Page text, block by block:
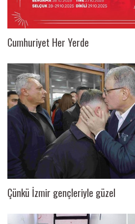
Cumhuriyet Her Yerde
Çünkü İzmir gençleriyle güzel